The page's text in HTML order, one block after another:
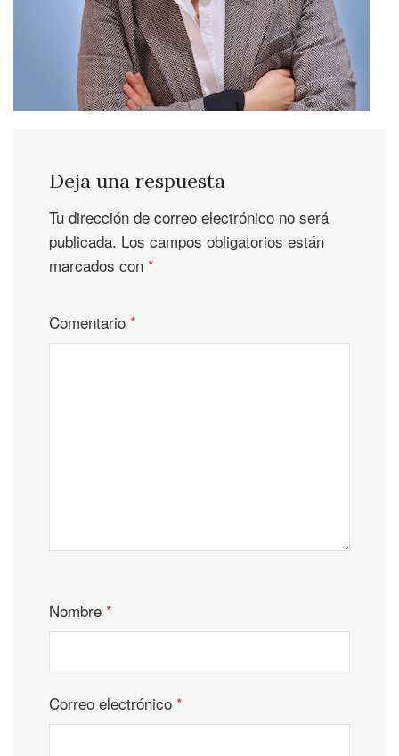
Deja una respuesta
Tu dirección de correo electrónico no será
publicada. Los campos obligatorios están
marcados con *
Comentario *
Nombre *
Correo electrónico *